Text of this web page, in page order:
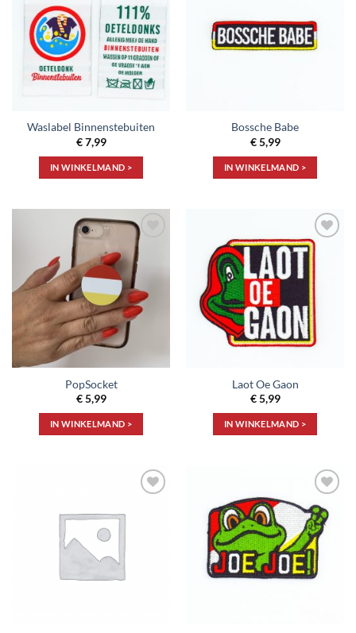
aan
verlanglijst
Waslabel Binnenstebuiten
€7,99
IN WINKELMAND >
Bossche Babe
€5,99
IN WINKELMAND >
Toevoegen
aan
verlanglijst
PopSocket
€5,99
IN WINKELMAND >
Toevoegen
aan
verlanglijst
Laot Oe Gaon
€5,99
IN WINKELMAND >
Toevoegen
aan
verlanglijst